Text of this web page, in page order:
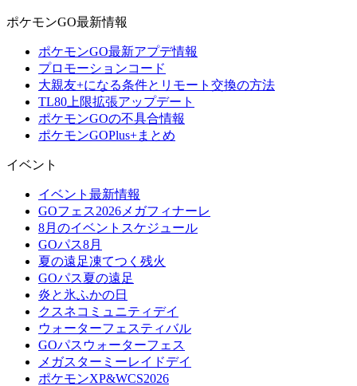
ポケモンGO最新情報
ポケモンGO最新アプデ情報
プロモーションコード
大親友+になる条件とリモート交換の方法
TL80上限拡張アップデート
ポケモンGOの不具合情報
ポケモンGOPlus+まとめ
イベント
イベント最新情報
GOフェス2026メガフィナーレ
8月のイベントスケジュール
GOパス8月
夏の遠足凍てつく残火
GOパス夏の遠足
炎と氷ふかの日
クスネコミュニティデイ
ウォーターフェスティバル
GOパスウォーターフェス
メガスターミーレイドデイ
ポケモンXP&WCS2026